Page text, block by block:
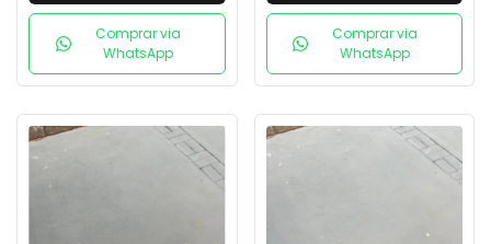
Comprar via
WhatsApp
Comprar via
WhatsApp